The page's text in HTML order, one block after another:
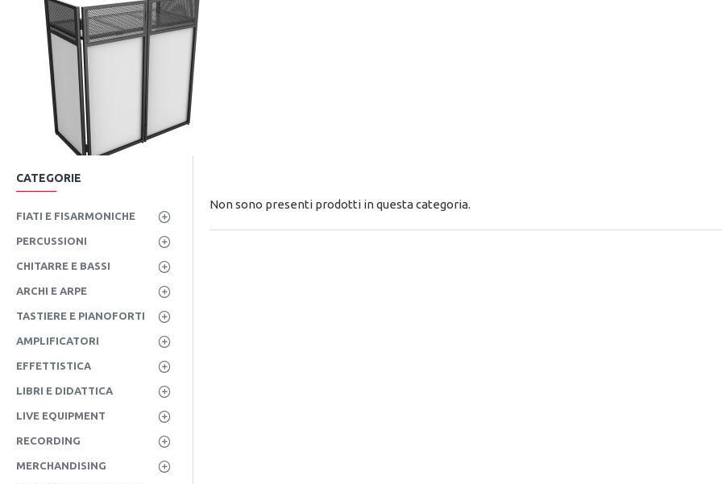
CATEGORIE
FIATI E FISARMONICHE
PERCUSSIONI
CHITARRE E BASSI
ARCHI E ARPE
TASTIERE E PIANOFORTI
AMPLIFICATORI
EFFETTISTICA
LIBRI E DIDATTICA
LIVE EQUIPMENT
RECORDING
MERCHANDISING
Non sono presenti prodotti in questa categoria.